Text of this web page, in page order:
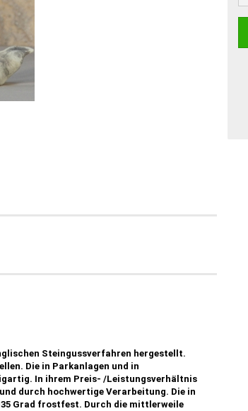
Steingussverfahren hergestellt.
Die in Parkanlagen und in
In ihrem Preis- /Leistungsverhältnis
durch hochwertige Verarbeitung. Die in
Grad frostfest. Durch die mittlerweile